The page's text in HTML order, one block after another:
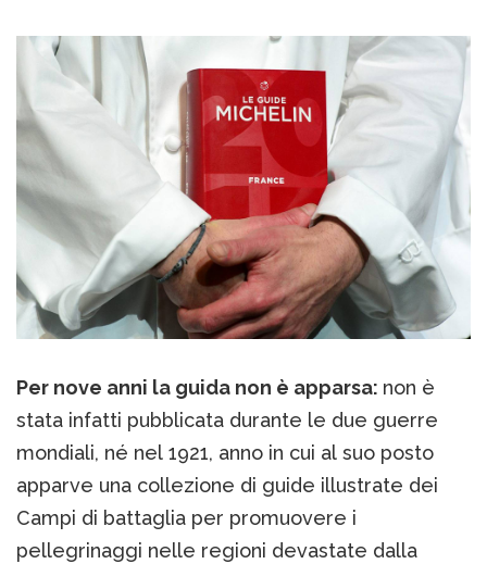
Per nove anni la guida non è apparsa: non è
stata infatti pubblicata durante le due guerre
mondiali, né nel 1921, anno in cui al suo posto
apparve una collezione di guide illustrate dei
Campi di battaglia per promuovere i
pellegrinaggi nelle regioni devastate dalla